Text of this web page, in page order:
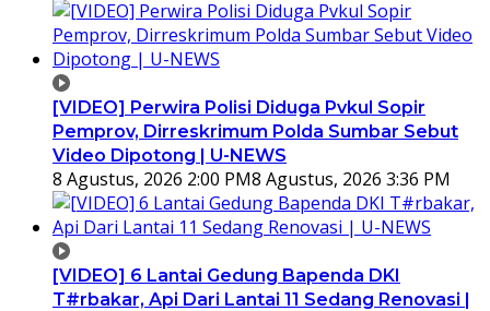
[VIDEO] Perwira Polisi Diduga Pvkul Sopir
Pemprov, Dirreskrimum Polda Sumbar Sebut
Video Dipotong | U-NEWS
8 Agustus, 2026 2:00 PM8 Agustus, 2026 3:36 PM
[VIDEO] 6 Lantai Gedung Bapenda DKI
T#rbakar, Api Dari Lantai 11 Sedang Renovasi |